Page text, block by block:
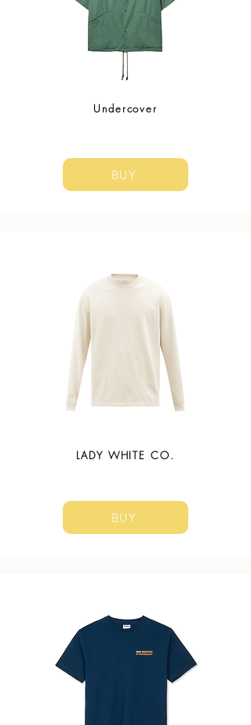
Undercover
BUY
LADY WHITE CO.
BUY